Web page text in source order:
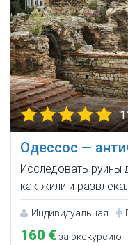
Одессос —
Исследовать руины
как жили и
Индивидуальная
160 €за экскурсию